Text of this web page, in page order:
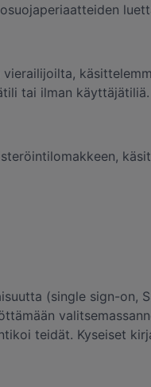
tai ilman käyttäjätiliä.
(single sign-on,
teidät. Kyseiset